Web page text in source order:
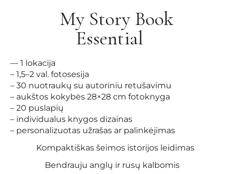
My Story Book
Essential
— 1 lokacija
– 1,5–2 val. fotosesija
– 30 nuotraukų su autoriniu retušavimu
– aukštos kokybės 28×28 cm fotoknyga
– 20 puslapių
– individualus knygos dizainas
– personalizuotas užrašas ar palinkėjimas
Kompaktiškas šeimos istorijos leidimas
Bendrauju anglų ir rusų kalbomis